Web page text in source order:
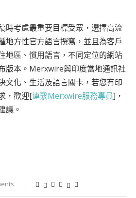
時考慮最重要目標受眾，選擇高流
地方性官方語言撰寫，並且為客戶
地區、慣用語言，不同定位的網站
版本。Merxwire與印度當地通訊社
文化、生活及語言關卡，若您有印
，歡迎[連繫Merxwire服務專員]，
議。